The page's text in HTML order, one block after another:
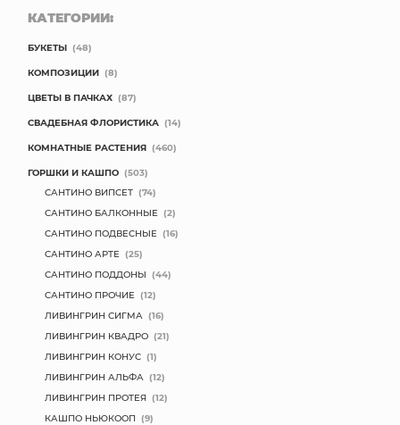
КАТЕГОРИИ:
БУКЕТЫ (48)
КОМПОЗИЦИИ (8)
ЦВЕТЫ В ПАЧКАХ (87)
СВАДЕБНАЯ ФЛОРИСТИКА (14)
КОМНАТНЫЕ РАСТЕНИЯ (460)
ГОРШКИ И КАШПО (503)
САНТИНО ВИПСЕТ (74)
САНТИНО БАЛКОННЫЕ (2)
САНТИНО ПОДВЕСНЫЕ (16)
САНТИНО АРТЕ (25)
САНТИНО ПОДДОНЫ (44)
САНТИНО ПРОЧИЕ (12)
ЛИВИНГРИН СИГМА (16)
ЛИВИНГРИН КВАДРО (21)
ЛИВИНГРИН КОНУС (1)
ЛИВИНГРИН АЛЬФА (12)
ЛИВИНГРИН ПРОТЕЯ (12)
КАШПО НЬЮКООП (9)